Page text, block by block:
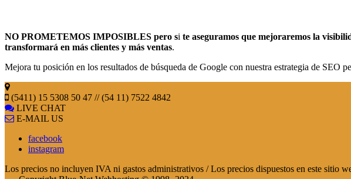
NO PROMETEMOS IMPOSIBLES pero si te aseguramos que mejoraremos la
transformará en más clientes y más ventas.
Mejora tu posición en los resultados de búsqueda de Google con nuestra estrategia de SEO
(5411) 15 5308 50 47 // (54 11) 7522 4842
LIVE CHAT
E-MAIL US
facebook
instagram
Los precios no incluyen IVA ni gastos administrativos / Los precios